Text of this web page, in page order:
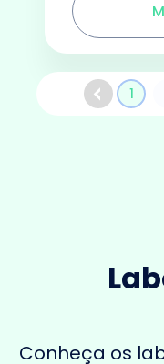
1
Conheça os